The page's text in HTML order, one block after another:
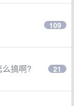
109
搞啊? 21